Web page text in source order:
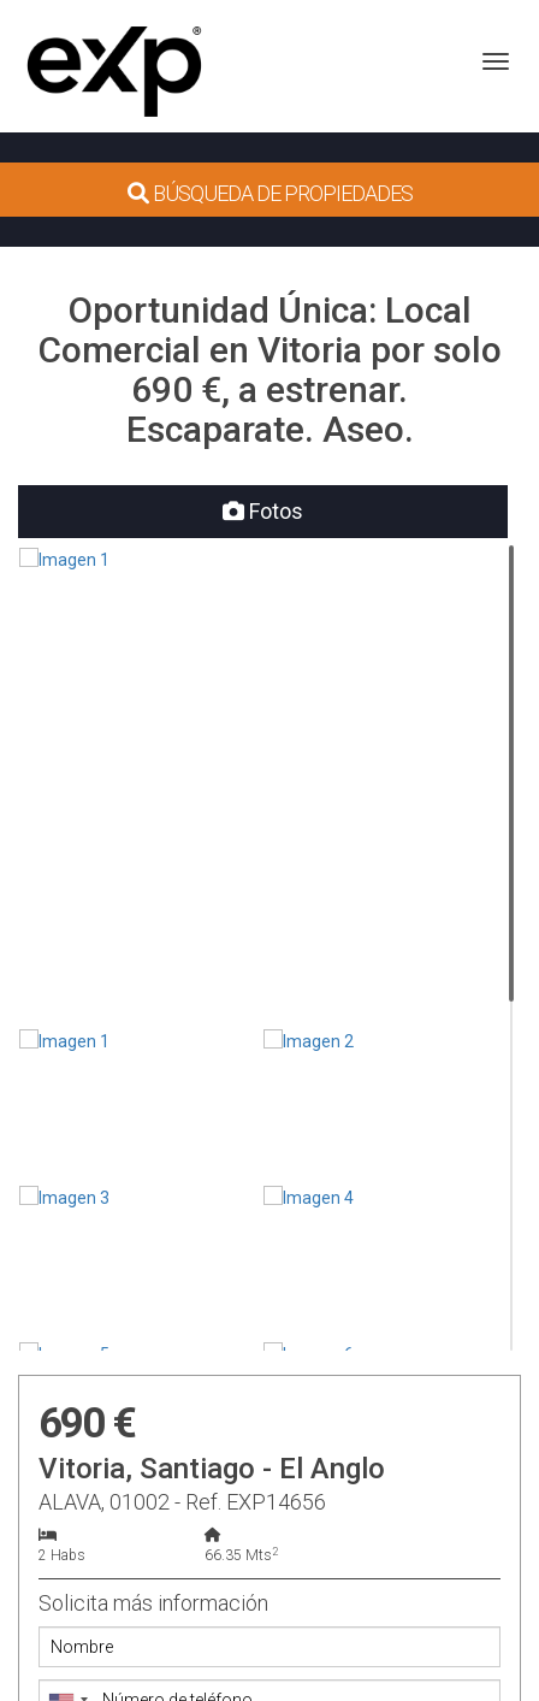
BÚSQUEDA DE PROPIEDADES
Oportunidad Única: Local
Comercial en Vitoria por solo
690 €, a estrenar.
Escaparate. Aseo.
Fotos
690 €
Vitoria, Santiago - El Anglo
ALAVA, 01002 - Ref. EXP14656
2 Habs 66.35 Mts2
Solicita más información